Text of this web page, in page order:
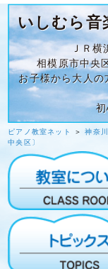
いしむら音
ＪＲ横
相模原市中央
お子様から大人の
ピアノ教室ネット ＞神奈
中央区〕